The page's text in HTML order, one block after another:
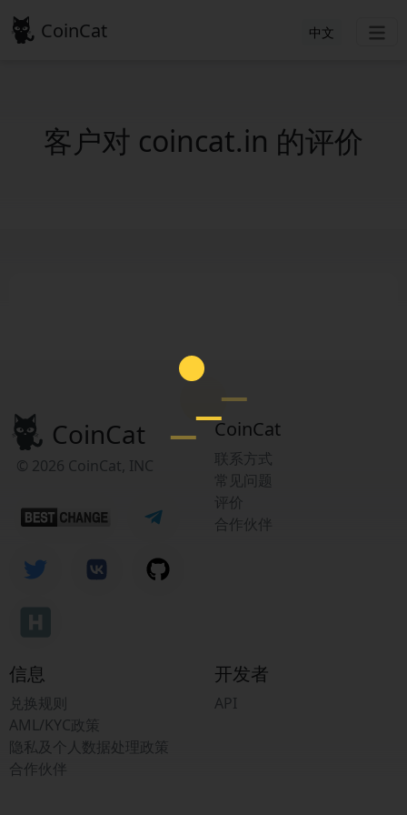
CoinCat 中文
客户对 coincat.in 的评价
CoinCat
© 2026 CoinCat, INC
CoinCat
联系方式
常见问题
评价
合作伙伴
信息
兑换规则
AML/KYC政策
隐私及个人数据处理政策
合作伙伴
开发者
API